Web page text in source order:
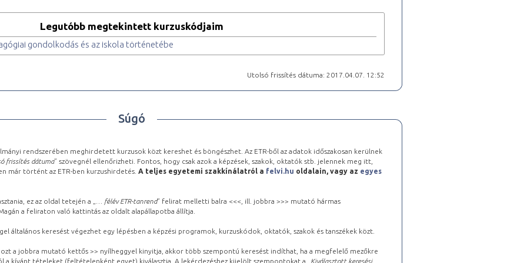
Legutóbb megtekintett kurzuskódjaim
gondolkodás és az iskola történetébe
Utolsó frissítés dátuma: 2017.04.07. 12:52
Súgó
rendszerében meghirdetett kurzusok közt kereshet és böngészhet. Az ETR-ből az adatok időszakosan kerülnek
frissítés dátuma” szövegnél ellenőrizheti. Fontos, hogy csak azok a képzések, szakok, oktatók stb. jelennek meg itt,
már történt az ETR-ben kurzushirdetés. A teljes egyetemi szakkínálatról a felvi.hu oldalain, vagy az egyes
ez az oldal tetején a „ … félév ETR-tanrend” felirat melletti balra <<<, ill. jobbra >>> mutató hármas
a feliraton való kattintás az oldalt alapállapotba állítja.
általános keresést végezhet egy lépésben a képzési programok, kurzuskódok, oktatók, szakok és tanszékek közt.
a jobbra mutató kettős >> nyílheggyel kinyitja, akkor több szempontú keresést indíthat, ha a megfelelő mezőkre
a kívánt tételeket (feltételenként egyet) kiválasztja. A lekérdezéshez kijelölt szempontokat a „ Kiválasztott keresési